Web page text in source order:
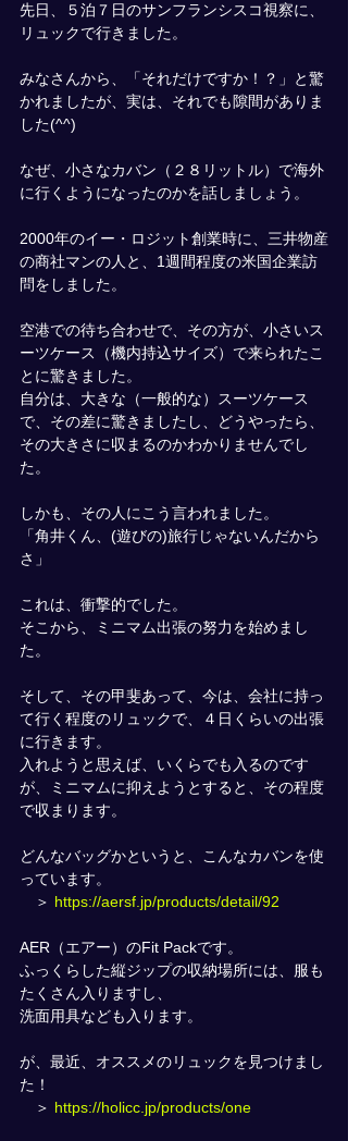
先日、５泊７日のサンフランシスコ視察に、
リュックで行きました。
みなさんから、「それだけですか！？」と驚
かれましたが、実は、それでも隙間がありま
した(^^)
なぜ、小さなカバン（２８リットル）で海外
に行くようになったのかを話しましょう。
2000年のイー・ロジット創業時に、三井物産
の商社マンの人と、1週間程度の米国企業訪
問をしました。
空港での待ち合わせで、その方が、小さいス
ーツケース（機内持込サイズ）で来られたこ
とに驚きました。
自分は、大きな（一般的な）スーツケース
で、その差に驚きましたし、どうやったら、
その大きさに収まるのかわかりませんでし
た。
しかも、その人にこう言われました。
「角井くん、(遊びの)旅行じゃないんだから
さ」
これは、衝撃的でした。
そこから、ミニマム出張の努力を始めまし
た。
そして、その甲斐あって、今は、会社に持っ
て行く程度のリュックで、４日くらいの出張
に行きます。
入れようと思えば、いくらでも入るのです
が、ミニマムに抑えようとすると、その程度
で収まります。
どんなバッグかというと、こんなカバンを使
っています。
＞ https://aersf.jp/products/detail/92
AER（エアー）のFit Packです。
ふっくらした縦ジップの収納場所には、服も
たくさん入りますし、
洗面用具なども入ります。
が、最近、オススメのリュックを見つけまし
た！
＞ https://holicc.jp/products/one